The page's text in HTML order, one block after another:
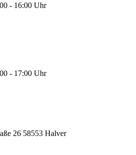
- 16:00 Uhr
- 17:00 Uhr
26 58553 Halver